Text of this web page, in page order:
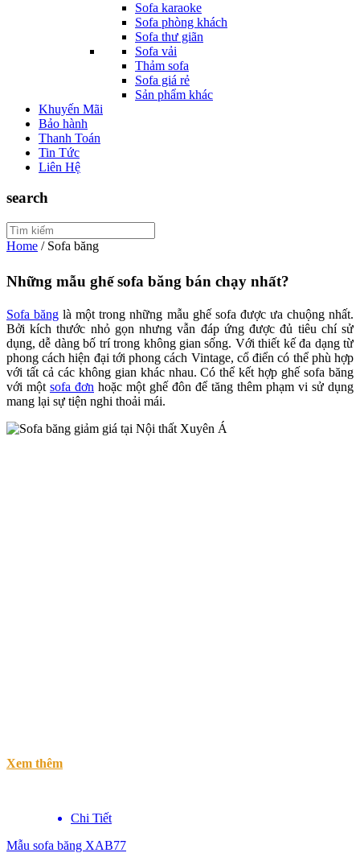
Sofa karaoke
Sofa phòng khách
Sofa thư giãn
Sofa vải
Thảm sofa
Sofa giá rẻ
Sản phẩm khác
Khuyến Mãi
Bảo hành
Thanh Toán
Tin Tức
Liên Hệ
search
Home / Sofa băng
Những mẫu ghế sofa băng bán chạy nhất?
Sofa băng là một trong những mẫu ghế sofa được ưa chuộng nhất.
Bởi kích thước nhỏ gọn nhưng vẫn đáp ứng được đủ tiêu chí sử
dụng, dễ dàng bố trí trong không gian sống. Với thiết kế đa dạng từ
phong cách hiện đại tới phong cách Vintage, cổ điển có thể phù hợp
với tất cả các không gian khác nhau. Có thể kết hợp ghế sofa băng
với một sofa đơn hoặc một ghế đôn để tăng thêm phạm vi sử dụng
mang lại sự tiện nghi thoải mái.
Xem thêm
Chi Tiết
Mẫu sofa băng XAB77